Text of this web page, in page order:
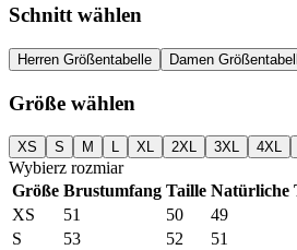
Schnitt wählen
Herren Größentabelle Damen
Größe wählen
XS S M L XL 2XL 3XL 4XL
Wybierz rozmiar
Größe Brustumfang Taille Natürliche
XS
51 50 49
S
53 52 51